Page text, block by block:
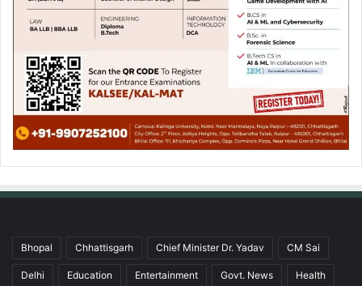
Bhopal Chhattisgarh Chief Minister Dr. Yadav CM Sai
Delhi Education Entertainment Govt. News Health